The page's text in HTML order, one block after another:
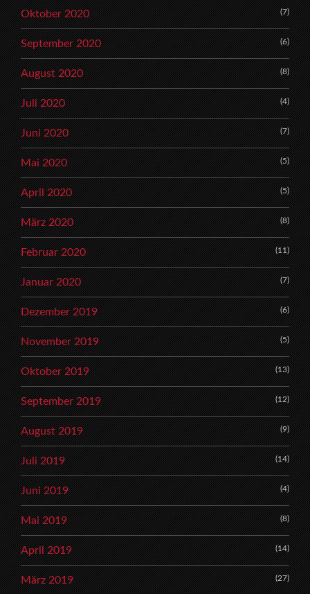
Oktober 2020 (7)
September 2020 (6)
August 2020 (8)
Juli 2020 (4)
Juni 2020 (7)
Mai 2020 (5)
April 2020 (5)
März 2020 (8)
Februar 2020 (11)
Januar 2020 (7)
Dezember 2019 (6)
November 2019 (5)
Oktober 2019 (13)
September 2019 (12)
August 2019 (9)
Juli 2019 (14)
Juni 2019 (4)
Mai 2019 (8)
April 2019 (14)
März 2019 (27)